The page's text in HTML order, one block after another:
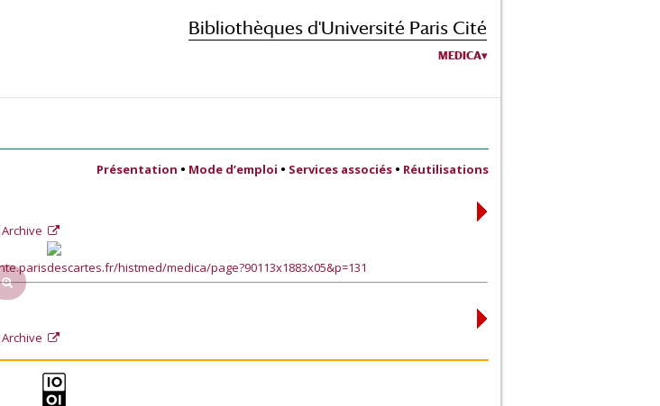
Bibliothèques d'Université Paris Cité
MEDICA
Présentation • Mode d’emploi • Services associés • Réutilisations
histmed/medica/page?90113x1883x05&p=131